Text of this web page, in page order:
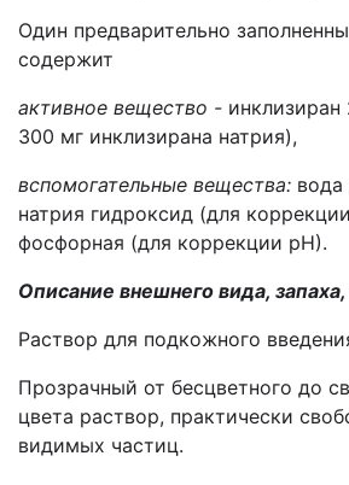
Один предварительно
содержит
активное вещество -
300 мг инклизирана натрия),
вспомогательные вещества: вода
натрия гидроксид (для
фосфорная (для коррекции рН).
Описание внешнего вида, запаха,
Раствор для подкожного
Прозрачный от бесцветного до
цвета раствор, практически
видимых частиц.